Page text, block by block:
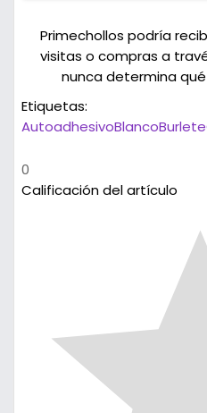
Primechollos podría
visitas o compras a
nunca determina
Etiquetas:
AutoadhesivoBlancoBurlete
0
Calificación del artículo